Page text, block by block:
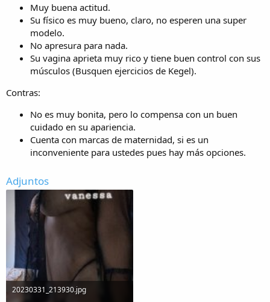
Muy buena actitud.
Su físico es muy bueno, claro, no esperen una super
modelo.
No apresura para nada.
Su vagina aprieta muy rico y tiene buen control con sus
músculos (Busquen ejercicios de Kegel).
Contras:
No es muy bonita, pero lo compensa con un buen
cuidado en su apariencia.
Cuenta con marcas de maternidad, si es un
inconveniente para ustedes pues hay más opciones.
Adjuntos
20230331_213930.jpg